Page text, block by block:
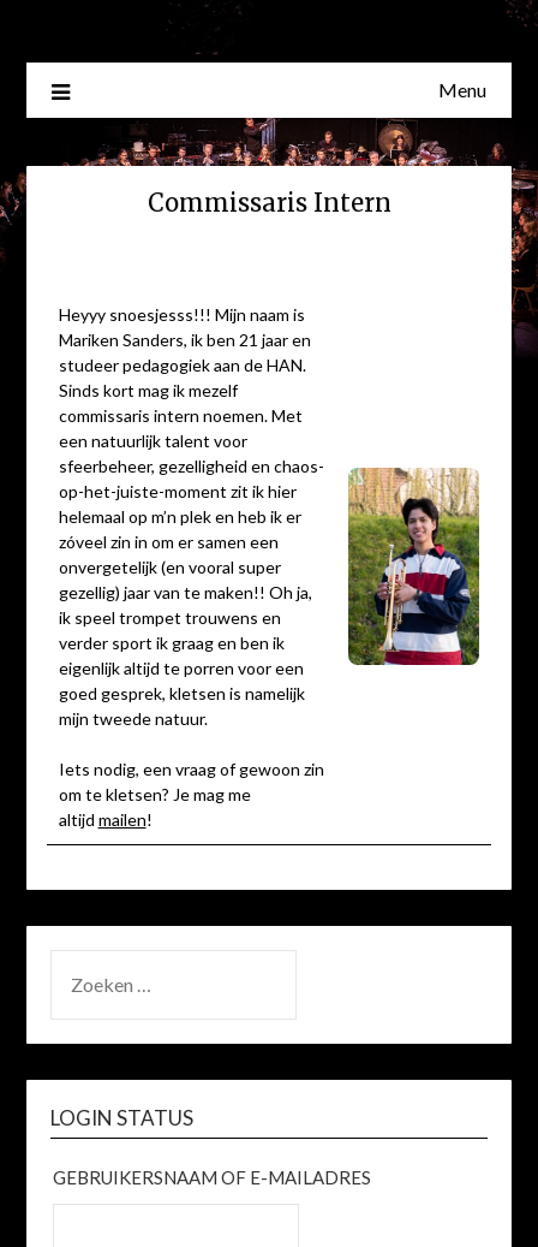
Menu
Commissaris Intern
Heyyy snoesjesss!!! Mijn naam is
Mariken Sanders, ik ben 21 jaar en
studeer pedagogiek aan de HAN.
Sinds kort mag ik mezelf
commissaris intern noemen. Met
een natuurlijk talent voor
sfeerbeheer, gezelligheid en chaos-
op-het-juiste-moment zit ik hier
helemaal op m’n plek en heb ik er
zóveel zin in om er samen een
onvergetelijk (en vooral super
gezellig) jaar van te maken!! Oh ja,
ik speel trompet trouwens en
verder sport ik graag en ben ik
eigenlijk altijd te porren voor een
goed gesprek, kletsen is namelijk
mijn tweede natuur.
Iets nodig, een vraag of gewoon zin
om te kletsen? Je mag me
altijd mailen!
NAAR:
LOGIN STATUS
GEBRUIKERSNAAM OF E-MAILADRES